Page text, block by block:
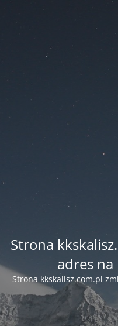
Strona
adres na
Strona kkskalisz.com.pl